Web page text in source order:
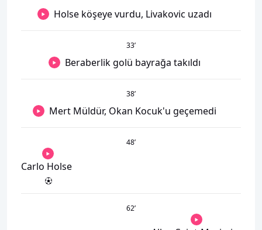
Holse köşeye vurdu, Livakovic uzadı
33’
Beraberlik golü bayrağa takıldı
38’
Mert Müldür, Okan Kocuk'u geçemedi
48’
Carlo Holse
62’